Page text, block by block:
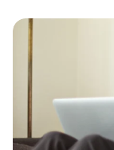
Une rénovation
réduire vos
by EDF vous